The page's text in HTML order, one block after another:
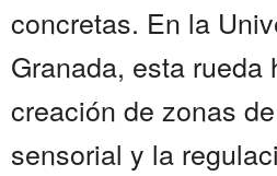
concretas. En la
Granada, esta rueda
creación de zonas
sensorial y la